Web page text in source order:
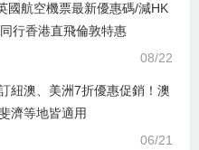
國航空機票最新優惠碼/減HK
行香港直飛倫敦特惠
08/22
紐澳、美洲7折優惠促銷！澳
濟等地皆適用
06/21